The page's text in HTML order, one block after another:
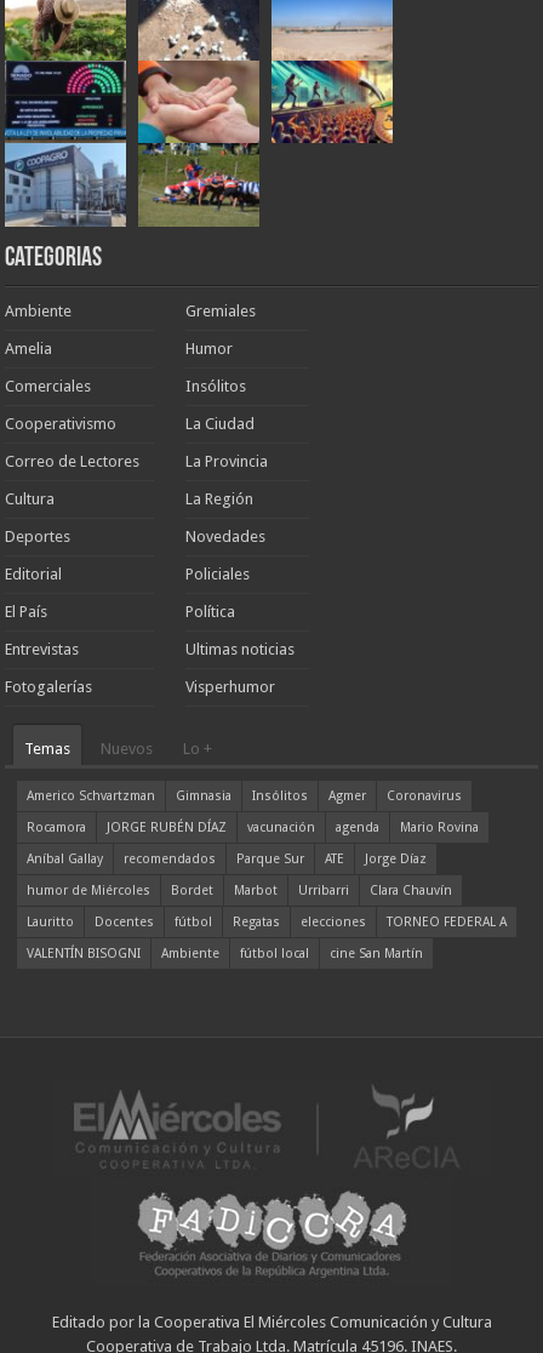
Categorias
Ambiente
Amelia
Comerciales
Cooperativismo
Correo de Lectores
Cultura
Deportes
Editorial
El País
Entrevistas
Fotogalerías
Gremiales
Humor
Insólitos
La Ciudad
La Provincia
La Región
Novedades
Policiales
Política
Ultimas noticias
Visperhumor
Temas Nuevos Lo +
Americo Schvartzman Gimnasia Insólitos Agmer
Coronavirus
Rocamora
JORGE RUBÉN DÍAZ vacunación agenda
Mario Rovina
Aníbal Gallay
recomendados Parque Sur ATE
Jorge Díaz
humor de Miércoles
Bordet Marbot Urribarri
Clara Chauvín
Lauritto
Docentes fútbol Regatas elecciones
TORNEO FEDERAL A
VALENTÍN BISOGNI
Ambiente fútbol local cine San Martín
Editado por la Cooperativa El Miércoles Comunicación y Cultura
Cooperativa de Trabajo Ltda. Matrícula 45196. INAES.